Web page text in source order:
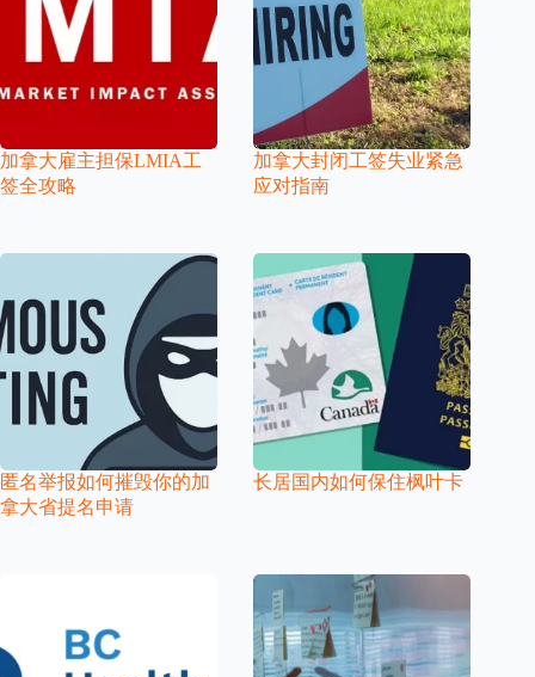
加拿大雇主担保LMIA工
签全攻略
加拿大封闭工签失业紧急
应对指南
匿名举报如何摧毁你的加
拿大省提名申请
长居国内如何保住枫叶卡